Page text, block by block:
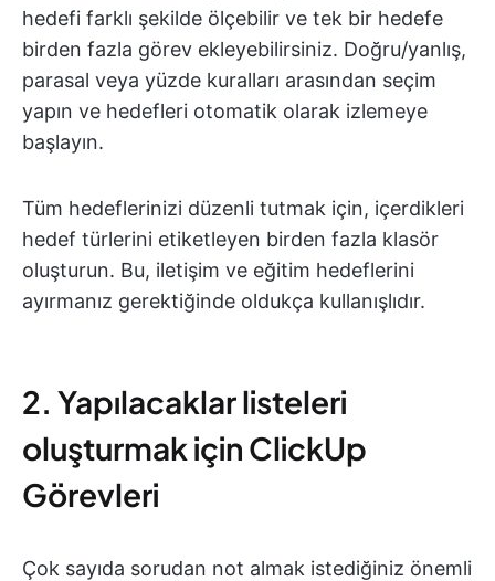
hedefi farklı şekilde ölçebilir ve tek bir hedefe
birden fazla görev ekleyebilirsiniz. Doğru/yanlış,
parasal veya yüzde kuralları arasından seçim
yapın ve hedefleri otomatik olarak izlemeye
başlayın.
Tüm hedeflerinizi düzenli tutmak için, içerdikleri
hedef türlerini etiketleyen birden fazla klasör
oluşturun. Bu, iletişim ve eğitim hedeflerini
ayırmanız gerektiğinde oldukça kullanışlıdır.
2. Yapılacaklar listeleri
oluşturmak için ClickUp
Görevleri
Çok sayıda sorudan not almak istediğiniz önemli